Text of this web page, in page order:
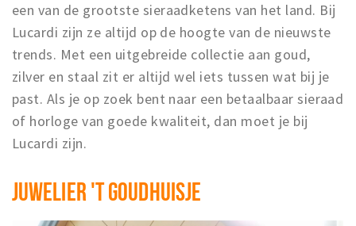
een van de grootste sieraadketens van het land. Bij
Lucardi zijn ze altijd op de hoogte van de nieuwste
trends. Met een uitgebreide collectie aan goud,
zilver en staal zit er altijd wel iets tussen wat bij je
past. Als je op zoek bent naar een betaalbaar sieraad
of horloge van goede kwaliteit, dan moet je bij
Lucardi zijn.
JUWELIER 'T GOUDHUISJE